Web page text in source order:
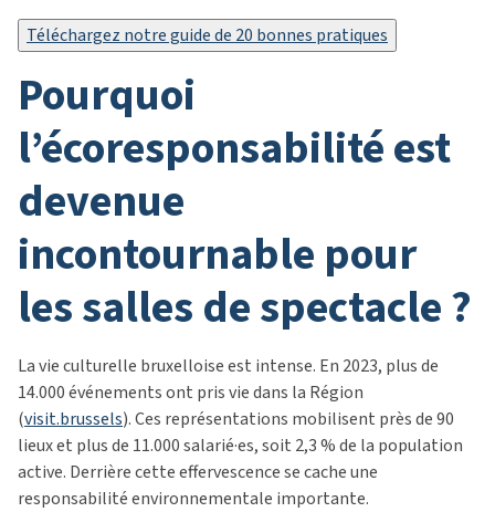
Téléchargez notre guide de 20 bonnes pratiques
pourquoi
l’écoresponsabilité est
devenue
incontournable pour
les salles de spectacle ?
La vie culturelle bruxelloise est intense. En 2023, plus de
14.000 événements ont pris vie dans la Région
(visit.brussels). Ces représentations mobilisent près de 90
lieux et plus de 11.000 salarié·es, soit 2,3 % de la population
active. Derrière cette effervescence se cache une
responsabilité environnementale importante.